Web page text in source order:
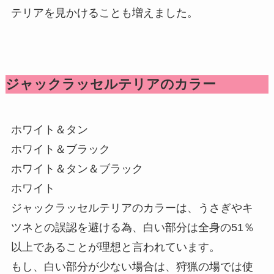
テリアを見かけることも増えました。
ジャックラッセルテリアのカラー
ホワイト＆タン
ホワイト＆ブラック
ホワイト＆タン＆ブラック
ホワイト
ジャックラッセルテリアのカラーは、うさぎやキ
ツネとの誤認を避ける為、白い部分は全身の51％
以上であることが理想と言われています。
もし、白い部分が少ない場合は、狩猟の場では使